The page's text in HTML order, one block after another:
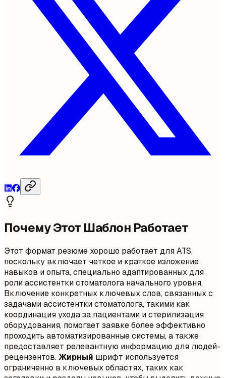
Почему Этот Шаблон Работает
Этот формат резюме хорошо работает для ATS,
поскольку включает четкое и краткое изложение
навыков и опыта, специально адаптированных для
роли ассистентки стоматолога начального уровня.
Включение конкретных ключевых слов, связанных с
задачами ассистентки стоматолога, такими как
координация ухода за пациентами и стерилизация
оборудования, помогает заявке более эффективно
проходить автоматизированные системы, а также
предоставляет релевантную информацию для людей-
рецензентов.Жирный шрифт используется
ограниченно в ключевых областях, таких как